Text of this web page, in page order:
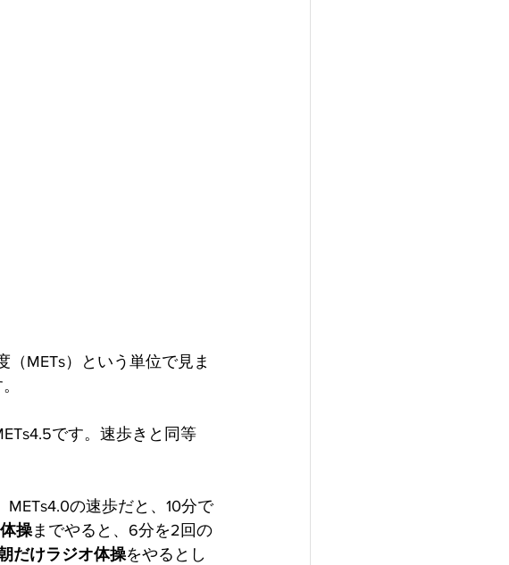
METs）という単位で見ま
です。速歩きと同等
の速歩だと、10分で
操までやると、6分を2回の
だけラジオ体操をやるとし